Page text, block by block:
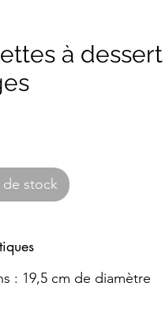
à dessert
de stock
: 19,5 cm de diamètre